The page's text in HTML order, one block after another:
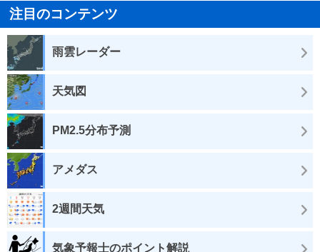
注目のコンテンツ
雨雲レーダー
天気図
PM2.5分布予測
アメダス
2週間天気
気象予報士のポイント解説